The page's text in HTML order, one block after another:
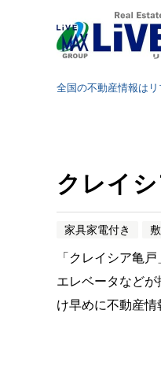
全国の不動産情報はリ
クレイ
家具家電付き
「クレイシア亀
エレベータなど
け早めに不動産